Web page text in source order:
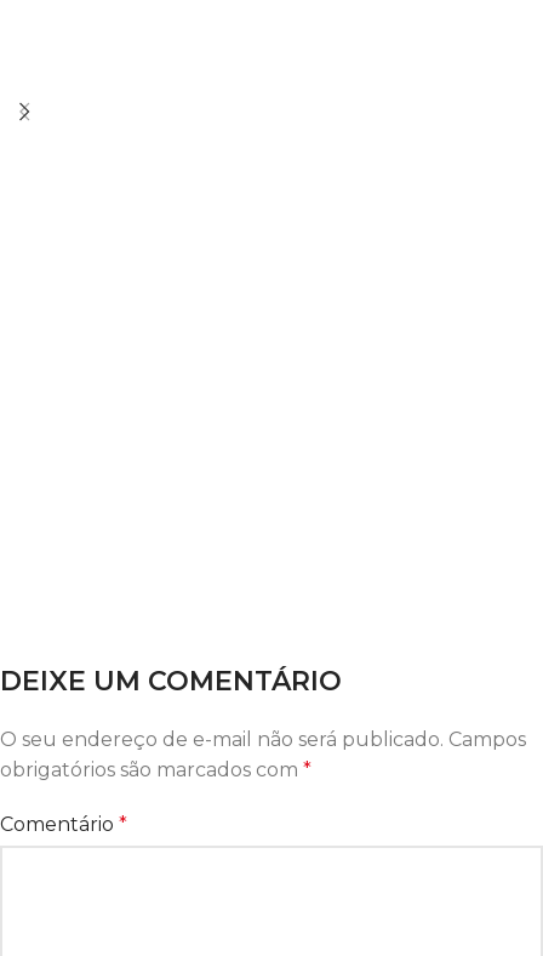
DEIXE UM COMENTÁRIO
O seu endereço de e-mail não será publicado. Campos
obrigatórios são marcados com *
Comentário *